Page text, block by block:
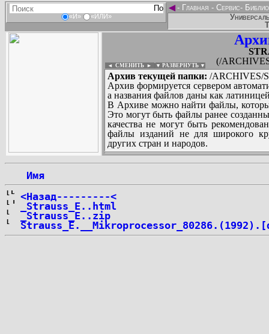
«И» «ИЛИ»
◄- Главная - Сервис-
(/
◄ СМЕНИТЬ ► ▼ РАЗВЕРНУТЬ ▼
Архив текущей папки: /ARCHIVES/
Архив формируется сервером
а названия файлов даны как
В Архиве можно найти файлы,
Это могут быть файлы ранее
качества не могут быть
файлы изданий не для широкого
других стран и народов.
Имя
<Назад---------<
_Strauss_E..html
_Strauss_E..zip